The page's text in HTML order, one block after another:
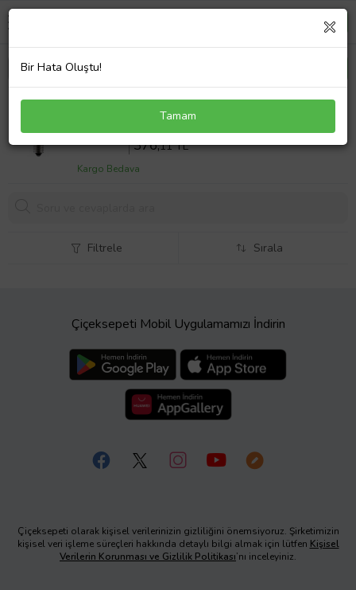
Boyser Siemens HB75R540 Fırın Lambası 15W -
Sepette %10 İndirim
376,11 TL
Kargo Bedava
Filtrele Sırala
Çiçeksepeti Mobil Uygulamamızı İndirin
Çiçeksepeti olarak kişisel verilerinizin gizliliğini önemsiyoruz. Şirketimizin
kişisel veri işleme süreçleri hakkında detaylı bilgi almak için lütfen Kişisel
Verilerin Korunması ve Gizlilik Politikası’nı inceleyiniz.
Bir Hata Oluştu!
Tamam